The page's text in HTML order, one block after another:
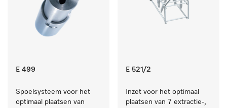
E 499
Spoelsysteem voor het
optimaal plaatsen van
E 521/2
Inzet voor het optimaal
plaatsen van 7 extractie-,